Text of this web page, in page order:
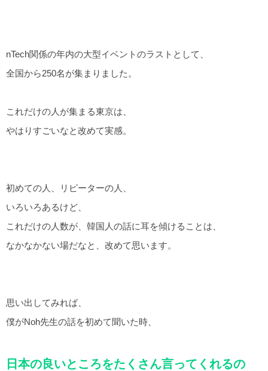
nTech関係の年内の大型イベントのラストとして、
全国から250名が集まりました。
これだけの人が集まる東京は、
やはりすごいなと改めて実感。
初めての人、リピーターの人、
いろいろあるけど、
これだけの人数が、韓国人の話に耳を傾けることは、
なかなかない場だなと、改めて思います。
思い出してみれば、
僕がNoh先生の話を初めて聞いた時、
日本の良いところをたくさん言ってくれるの